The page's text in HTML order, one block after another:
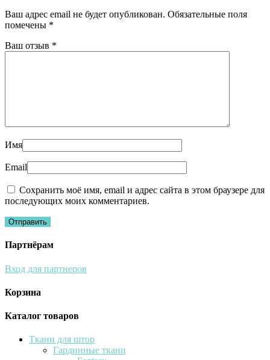
Ваш адрес email не будет опубликован. Обязательные поля
помечены *
Ваш отзыв *
Имя
Email
Сохранить моё имя, email и адрес сайта в этом браузере для
последующих моих комментариев.
Партнёрам
Вход для партнеров
Корзина
Каталог товаров
Ткани для штор
Гардинные ткани